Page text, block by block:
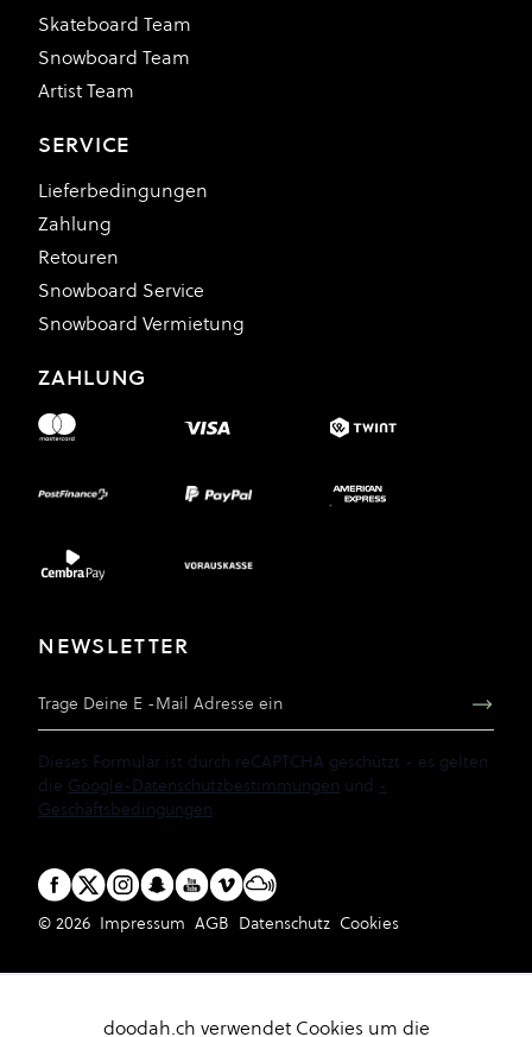
Skateboard Team
Snowboard Team
Artist Team
SERVICE
Lieferbedingungen
Zahlung
Retouren
Snowboard Service
Snowboard Vermietung
ZAHLUNG
NEWSLETTER
Dieses Formular ist durch reCAPTCHA geschützt - es gelten
die Google-Datenschutzbestimmungen und -
Geschäftsbedingungen.
© 2026 Impressum AGB Datenschutz Cookies
doodah.ch verwendet Cookies um die